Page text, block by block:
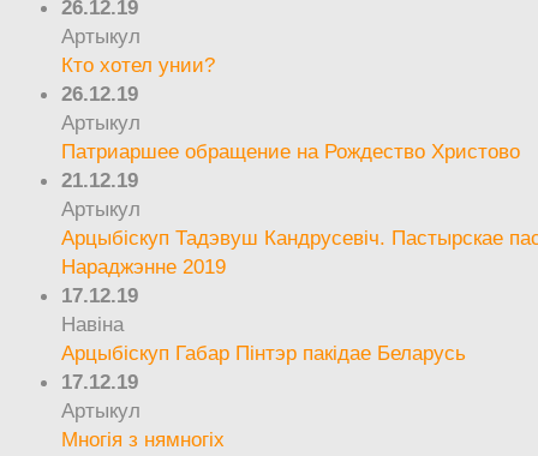
26.12.19
Артыкул
Кто хотел унии?
26.12.19
Артыкул
Патриаршее обращение на Рождество Христово
21.12.19
Артыкул
Арцыбіскуп Тадэвуш Кандрусевіч. Пастырскае
Нараджэнне 2019
17.12.19
Навіна
Арцыбіскуп Габар Пінтэр пакідае Беларусь
17.12.19
Артыкул
Многія з нямногіх